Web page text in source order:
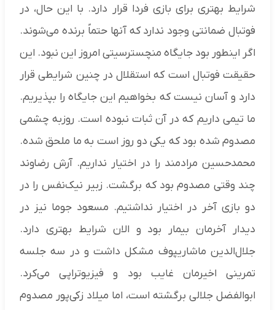
شرایط بهتری برای بازی فردا قرار دارد. با این حال، در
فوتبال ضمانتی وجود ندارد که آنها حتماً برنده می‌شوند.
اگر اینطور بود جایگاه منچسترسیتی امروز این نبود. این
حقیقت فوتبال است که استقلال در چنین شرایطی قرار
دارد و آسان نیست که بخواهیم این جایگاه را بپذیریم.
ما تیمی داریم که در آن ثبات نبوده است. روزبه چشمی
مصدوم شده بود که یکی دو روز است به ما ملحق شده.
محمدحسین مرادمند را در اختیار نداریم. آرش رضاوند
چند وقتی مصدوم بود که برگشت. زبیر نیک‌نفس را در
دو بازی آخر در اختیار نداشتیم. مسعود جوما نیز در
دیدار آخرمان بیمار بود و الان شرایط بهتری دارد.
جلال‌الدین ماشاریپوف مشکل داشت و در سه جلسه
تمرینی اخیرمان غایب بود و فیزیوتراپی می‌کرد.
ابوالفضل جلالی برگشته است، اما میلاد زکی‌پور مصدوم